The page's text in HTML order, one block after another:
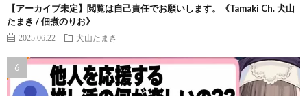
【アーカイブ未定】閲覧は自己責任でお願いします。《Tamaki Ch. 犬山
たまき / 佃煮のりお》
2025.06.22 犬山たまき